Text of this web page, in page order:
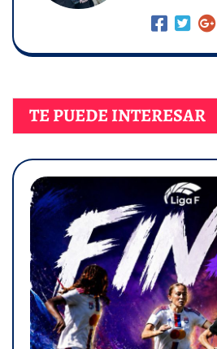
TE PUEDE INTERESAR